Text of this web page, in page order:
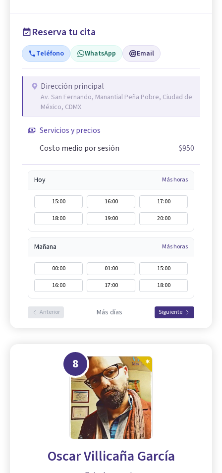
Reserva tu cita
Teléfono WhatsApp Email
Dirección principal
Av. San Fernando, Manantial Peña Pobre, Ciudad de
México, CDMX
Servicios y precios
Costo medio por sesión
$950
Hoy Más horas
15:00 16:00
17:00
18:00
19:00 20:00
Mañana Más horas
00:00 01:00
15:00
16:00
17:00 18:00
Anterior Más días Siguiente
8
Oscar Villicaña García